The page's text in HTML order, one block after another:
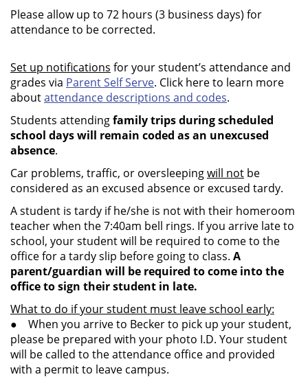
Please allow up to 72 hours (3 business days) for
attendance to be corrected.
Set up notifications for your student’s attendance and
grades via Parent Self Serve. Click here to learn more
aboutattendance descriptions and codes.
Students attendingfamily trips during scheduled
school days will remain coded as an unexcused
absence.
Car problems, traffic, or oversleepingwill not be
considered as an excused absence or excused tardy.
A student is tardy if he/she is not with their homeroom
teacher when the 7:40am bell rings. If you arrive late to
school, your student will be required to come to the
office for a tardy slip before going to class. A
parent/guardian will be required to come into the
office to sign their student in late.
What to do if your student must leave school early:
● When you arrive to Becker to pick up your student,
please be prepared with your photo I.D. Your student
will be called to the attendance office and provided
with a permit to leave campus.